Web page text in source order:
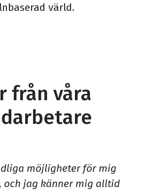
värld.
från våra
möjligheter för mig
och jag känner mig alltid